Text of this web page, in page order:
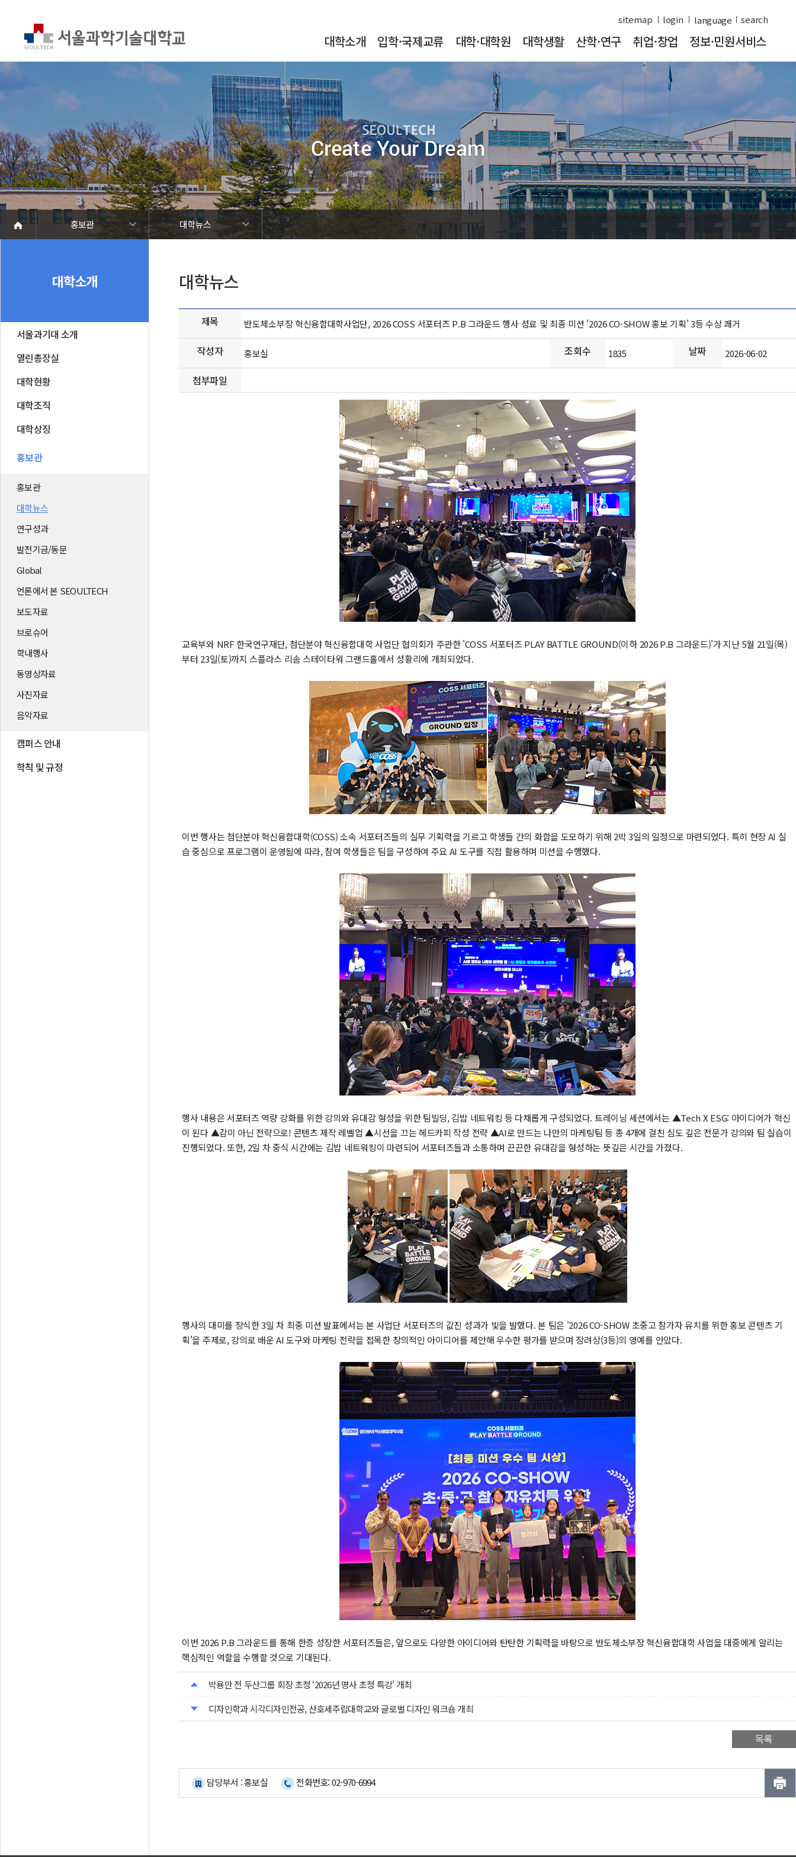
sitemap login search
대학소개 입학·국제교류 대학·대학원 대학생활 산학·연구 취업·창업 정보·민원서비스
홍보관
서울과기대 소개
열린총장실
대학현황
대학조직
대학상징
홍보관
캠퍼스 안내
학칙 및 규정
대학뉴스
홍보관
대학뉴스
연구성과
발전기금/동문
Global
언론에서 본 SEOULTECH
보도자료
브로슈어
학내행사
동영상자료
사진자료
음악자료
대학소개
서울과기대 소개
열린총장실
대학현황
대학조직
대학상징
홍보관
홍보관
대학뉴스
연구성과
발전기금/동문
Global
언론에서 본 SEOULTECH
보도자료
브로슈어
학내행사
동영상자료
사진자료
음악자료
캠퍼스 안내
학칙 및 규정
대학뉴스
제목 반도체소부장 혁신융합대학사업단, 2026 COSS 서포터즈 P.B 그라운드 행사 성료 및 최종 미션 '2026 CO-SHOW 홍보 기획' 3등 수상 쾌거
작성자 홍보실 조회수 1835 날짜 2026-06-02
첨부파일
교육부와 NRF 한국연구재단, 첨단분야 혁신융합대학 사업단 협의회가 주관한 'COSS 서포터즈 PLAY BATTLE GROUND(이하 2026 P.B 그라운드)'가 지난 5월 21일(목)
부터 23일(토)까지 스플라스 리솜 스테이타워 그랜드홀에서 성황리에 개최되었다.
이번 행사는 첨단분야 혁신융합대학(COSS) 소속 서포터즈들의 실무 기획력을 기르고 학생들 간의 화합을 도모하기 위해 2박 3일의 일정으로 마련되었다. 특히 현장 AI 실
습 중심으로 프로그램이 운영됨에 따라, 참여 학생들은 팀을 구성하여 주요 AI 도구를 직접 활용하며 미션을 수행했다.
행사 내용은 서포터즈 역량 강화를 위한 강의와 유대감 형성을 위한 팀빌딩, 김밥 네트워킹 등 다채롭게 구성되었다. 트레이닝 세션에서는 ▲Tech X ESG: 아이디어가 혁신
이 된다 ▲감이 아닌 전략으로! 콘텐츠 제작 레벨업 ▲시선을 끄는 헤드카피 작성 전략 ▲AI로 만드는 나만의 마케팅팀 등 총 4개에 걸친 심도 깊은 전문가 강의와 팀 실습이
진행되었다. 또한, 2일 차 중식 시간에는 김밥 네트워킹이 마련되어 서포터즈들과 소통하며 끈끈한 유대감을 형성하는 뜻깊은 시간을 가졌다.
행사의 대미를 장식한 3일 차 최종 미션 발표에서는 본 사업단 서포터즈의 값진 성과가 빛을 발했다. 본 팀은 '2026 CO-SHOW 초중고 참가자 유치를 위한 홍보 콘텐츠 기
획'을 주제로, 강의로 배운 AI 도구와 마케팅 전략을 접목한 창의적인 아이디어를 제안해 우수한 평가를 받으며 장려상(3등)의 영예를 안았다.
이번 2026 P.B 그라운드를 통해 한층 성장한 서포터즈들은, 앞으로도 다양한 아이디어와 탄탄한 기획력을 바탕으로 반도체소부장 혁신융합대학 사업을 대중에게 알리는
핵심적인 역할을 수행할 것으로 기대된다.
박용만 전 두산그룹 회장 초청 ‘2026년 명사 초청 특강’ 개최
디자인학과 시각디자인전공, 산호세주립대학교와 글로벌 디자인 워크숍 개최
담당부서 : 홍보실 전화번호: 02-970-6994